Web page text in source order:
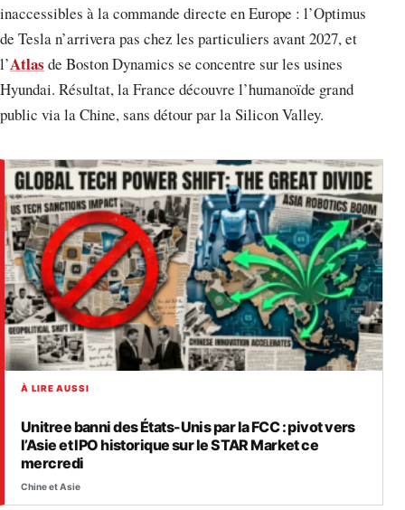
inaccessibles à la commande directe en Europe : l’Optimus
de Tesla n’arrivera pas chez les particuliers avant 2027, et
l’Atlas de Boston Dynamics se concentre sur les usines
Hyundai. Résultat, la France découvre l’humanoïde grand
public via la Chine, sans détour par la Silicon Valley.
À LIRE AUSSI
Unitree banni des États-Unis par la FCC : pivot vers
l’Asie et IPO historique sur le STAR Market ce
mercredi
Chine et Asie